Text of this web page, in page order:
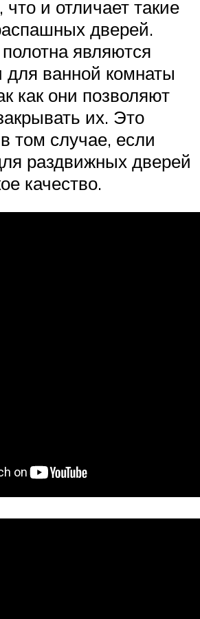
что и отличает такие
дверей.
являются
ванной комнаты
как они позволяют
их. Это
том случае, если
раздвижных дверей
качество.